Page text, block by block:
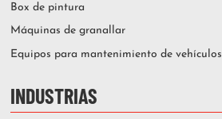
Box de pintura
Máquinas de granallar
Equipos para mantenimiento de vehículos
INDUSTRIAS